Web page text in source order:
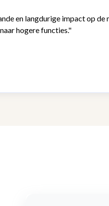
en langdurige impact op de
hogere functies."